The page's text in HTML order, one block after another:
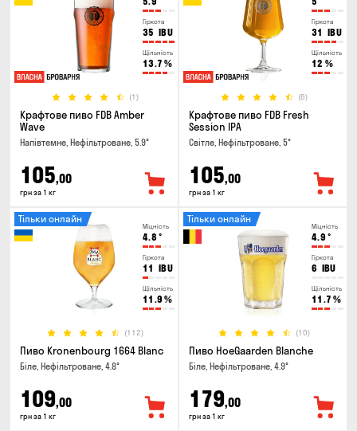
Гіркота
35 IBU
Щільність
13.7 %
(1)
Крафтове пиво FDB Amber
Wave
Напівтемне, Нефільтроване, 5.9°
105,00
грн за 1 кг
Гіркота
31 IBU
Щільність
12 %
(6)
Крафтове пиво FDB Fresh
Session IPA
Світле, Нефільтроване, 5°
105,00
грн за 1 кг
Міцність
4.8 °
Гіркота
11 IBU
Щільність
11.9 %
(112)
Тільки онлайн
Пиво Kronenbourg 1664 Blanc
Біле, Нефільтроване, 4.8°
109,00
грн за 1 кг
Міцність
4.9 °
Гіркота
6 IBU
Щільність
11.7 %
(10)
Тільки онлайн
Пиво HoeGaarden Blanche
Біле, Нефільтроване, 4.9°
179,00
грн за 1 кг